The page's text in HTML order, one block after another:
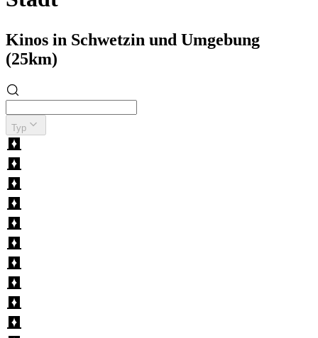
Kinos in Schwetzin und Umgebung
(25km)
Typ